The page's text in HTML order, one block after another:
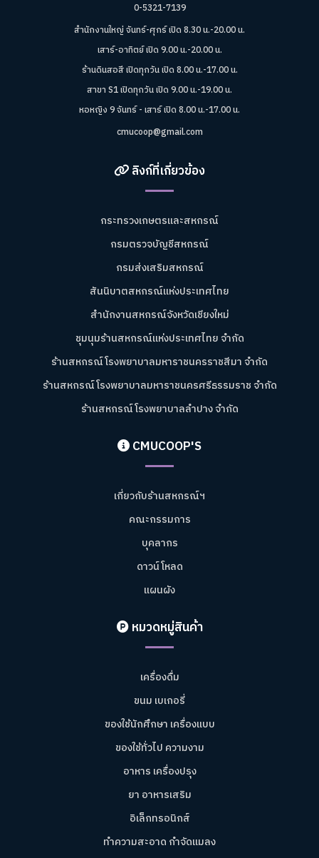
0-5321-7139
สำนักงานใหญ่ จันทร์-ศุกร์ เปิด 8.30 น.-20.00 น.
เสาร์-อาทิตย์ เปิด 9.00 น.-20.00 น.
ร้านดินสอสี เปิดทุกวัน เปิด 8.00 น.-17.00 น.
สาขา S1 เปิดทุกวัน เปิด 9.00 น.-19.00 น.
หอหญิง 9 จันทร์ - เสาร์ เปิด 8.00 น.-17.00 น.
cmucoop@gmail.com
ลิงก์ที่เกี่ยวข้อง
กระทรวงเกษตรและสหกรณ์
กรมตรวจบัญชีสหกรณ์
กรมส่งเสริมสหกรณ์
สันนิบาตสหกรณ์แห่งประเทศไทย
สำนักงานสหกรณ์จังหวัดเชียงใหม่
ชุมนุมร้านสหกรณ์แห่งประเทศไทย จำกัด
ร้านสหกรณ์โรงพยาบาลมหาราชนครราชสีมา จำกัด
ร้านสหกรณ์โรงพยาบาลมหาราชนครศรีธรรมราช จำกัด
ร้านสหกรณ์โรงพยาบาลลำปาง จำกัด
CMUCOOP'S
เกี่ยวกับร้านสหกรณ์ฯ
คณะกรรมการ
บุคลากร
ดาวน์โหลด
แผนผัง
หมวดหมู่สินค้า
เครื่องดื่ม
ขนม เบเกอรี่
ของใช้นักศึกษา เครื่องแบบ
ของใช้ทั่วไป ความงาม
อาหาร เครื่องปรุง
ยา อาหารเสริม
อิเล็กทรอนิกส์
ทำความสะอาด กำจัดแมลง